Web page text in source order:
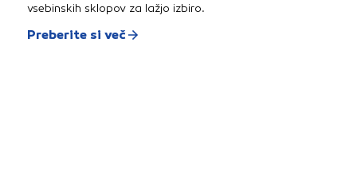
vsebinskih sklopov za lažjo izbiro.
Preberite si več